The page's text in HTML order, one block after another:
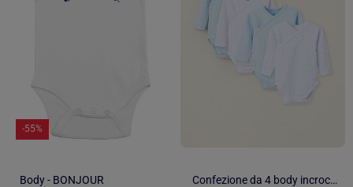
-55%
Body - BONJOUR
Confezione da 4 body incrociati in cotone 'stelle'